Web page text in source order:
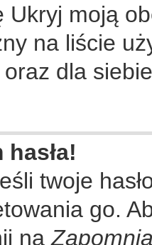
Ukryj moją
na liście
dla
hasła!
twoje
go.
na